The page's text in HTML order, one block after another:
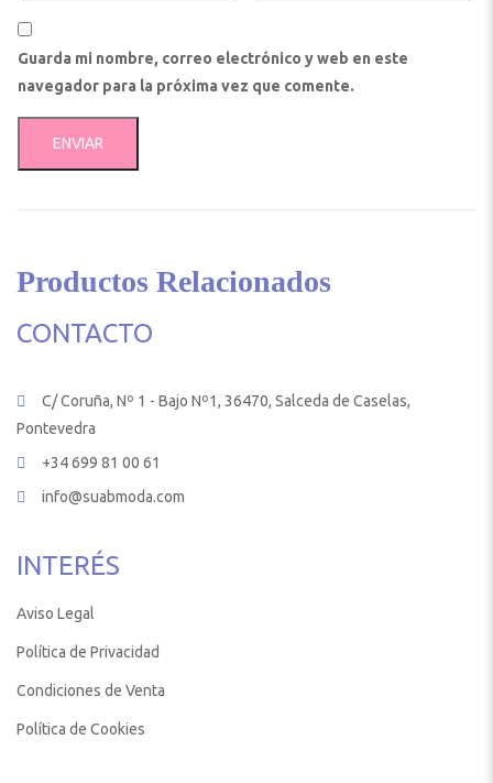
Guarda mi nombre, correo electrónico y web en este
navegador para la próxima vez que comente.
Productos Relacionados
CONTACTO
C/ Coruña, Nº 1 - Bajo Nº1, 36470, Salceda de Caselas,
Pontevedra
+34 699 81 00 61
info@suabmoda.com
INTERÉS
Aviso Legal
Política de Privacidad
Condiciones de Venta
Política de Cookies